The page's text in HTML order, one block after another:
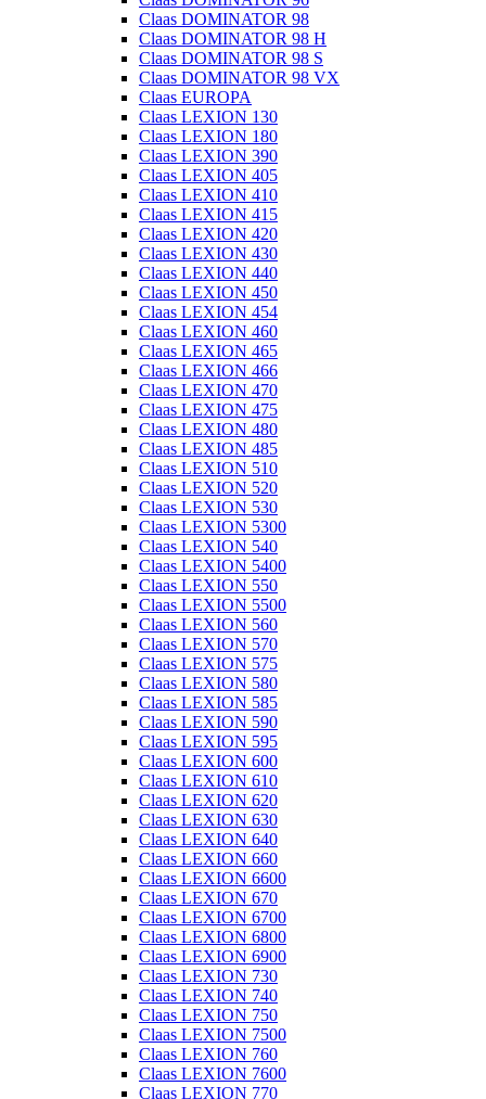
Claas DOMINATOR 98
Claas DOMINATOR 98 H
Claas DOMINATOR 98 S
Claas DOMINATOR 98 VX
Claas EUROPA
Claas LEXION 130
Claas LEXION 180
Claas LEXION 390
Claas LEXION 405
Claas LEXION 410
Claas LEXION 415
Claas LEXION 420
Claas LEXION 430
Claas LEXION 440
Claas LEXION 450
Claas LEXION 454
Claas LEXION 460
Claas LEXION 465
Claas LEXION 466
Claas LEXION 470
Claas LEXION 475
Claas LEXION 480
Claas LEXION 485
Claas LEXION 510
Claas LEXION 520
Claas LEXION 530
Claas LEXION 5300
Claas LEXION 540
Claas LEXION 5400
Claas LEXION 550
Claas LEXION 5500
Claas LEXION 560
Claas LEXION 570
Claas LEXION 575
Claas LEXION 580
Claas LEXION 585
Claas LEXION 590
Claas LEXION 595
Claas LEXION 600
Claas LEXION 610
Claas LEXION 620
Claas LEXION 630
Claas LEXION 640
Claas LEXION 660
Claas LEXION 6600
Claas LEXION 670
Claas LEXION 6700
Claas LEXION 6800
Claas LEXION 6900
Claas LEXION 730
Claas LEXION 740
Claas LEXION 750
Claas LEXION 7500
Claas LEXION 760
Claas LEXION 7600
Claas LEXION 770